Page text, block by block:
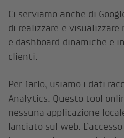
Ci serviamo anche di
di realizzare e
e dashboard dinamiche e
clienti.
Per farlo, usiamo i dati
Analytics. Questo tool
nessuna applicazione
lanciato sul web.